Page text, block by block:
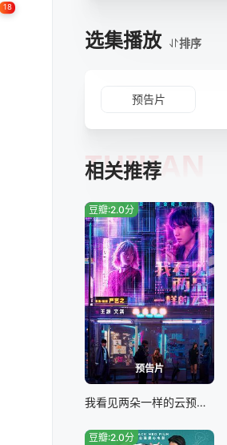
18
选集播放 排序
预告片
相关推荐
TUIJIAN
预告片
豆瓣:2.0分
我看见两朵一样的云预告片
豆瓣:2.0分